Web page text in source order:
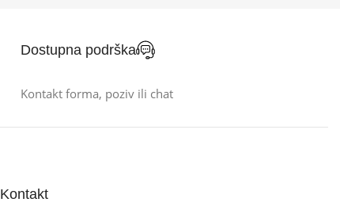
Dostupna podrška
Kontakt forma, poziv ili chat
Kontakt